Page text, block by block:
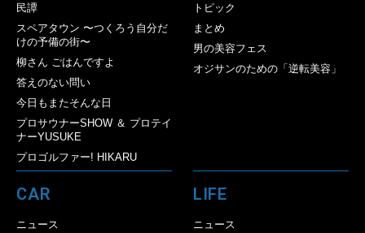
民譚
スペアタウン 〜つくろう自分だ
けの予備の街〜
柳さん ごはんですよ
答えのない問い
今日もまたそんな日
プロサウナーSHOW ＆ プロテイ
ナーYUSUKE
プロゴルファー! HIKARU
トピック
まとめ
男の美容フェス
オジサンのための「逆転美容」
CAR
ニュース
LIFE
ニュース